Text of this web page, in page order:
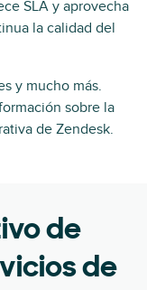
SLA y aprovecha
la calidad del
y mucho más.
sobre la
de Zendesk.
de
de